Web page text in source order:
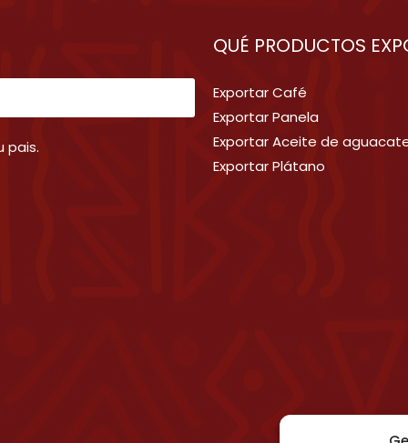
pais.
QUÉ PRODUCTOS
Exportar Café
Exportar Panela
Exportar Aceite de
Exportar Plátano